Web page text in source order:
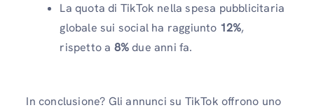
La quota di TikTok nella spesa pubblicitaria
globale sui social ha raggiunto 12%,
rispetto a 8%due anni fa.
In conclusione? Gli annunci su TikTok offrono uno